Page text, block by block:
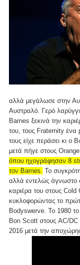
αλλά μεγάλωσε στην
Αυστραλό. Γερό
Barnes ξεκινά την
του, τους Fraternity ένα
τους είχε περάσει κι ο
μετά πήγε στους Orange
όπου ηχογράφησαν 8
τον Barnes. Το
αλλά εντελώς άγνωστο
καριέρα του στους
κυκλοφορώντας το
Bodyswerve. Το 1980 το
Bon Scott στους AC/DC
2016 μετά την